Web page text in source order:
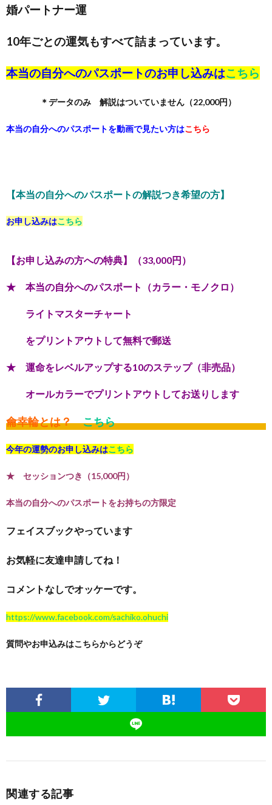
婚パートナー運
10年ごとの運気もすべて詰まっています。
本当の自分へのパスポートのお申し込みはこちら
＊データのみ 解説はついていません（22,000円）
本当の自分へのパスポートを動画で見たい方はこちら
【本当の自分へのパスポートの解説つき希望の方】
お申し込みはこちら
【お申し込みの方への特典】（33,000円）
★ 本当の自分へのパスポート（カラー・モノクロ）
ライトマスターチャート
をプリントアウトして無料で郵送
★ 運命をレベルアップする10のステップ（非売品）
オールカラーでプリントアウトしてお送りします
龠幸輪とは？ こちら
今年の運勢のお申し込みはこちら
★ セッションつき（15,000円）
本当の自分へのパスポートをお持ちの方限定
フェイスブックやっています
お気軽に友達申請してね！
コメントなしでオッケーです。
https://www.facebook.com/sachiko.ohuchi
質問やお申込みはこちらからどうぞ
関連する記事